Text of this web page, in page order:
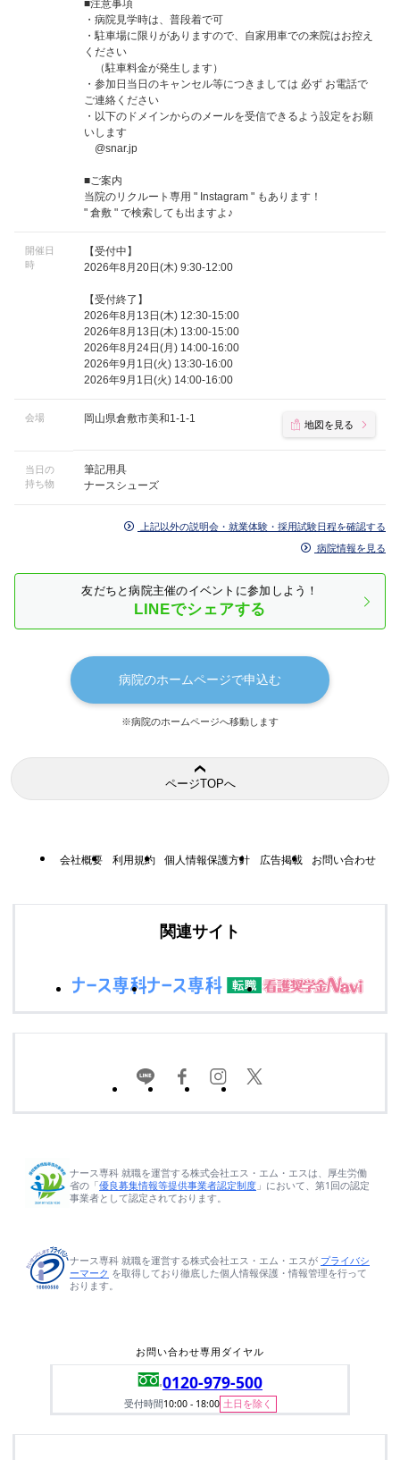
■注意事項
・病院見学時は、普段着で可
・駐車場に限りがありますので、自家用車での来院はお控え
ください
（駐車料金が発生します）
・参加日当日のキャンセル等につきましては 必ず お電話で
ご連絡ください
・以下のドメインからのメールを受信できるよう設定をお願
いします
@snar.jp
■ご案内
当院のリクルート専用 " Instagram " もあります！
" 倉敷 " で検索しても出ますよ♪
開催日
時
【受付中】
2026年8月20日(木) 9:30-12:00
【受付終了】
2026年8月13日(木) 12:30-15:00
2026年8月13日(木) 13:00-15:00
2026年8月24日(月) 14:00-16:00
2026年9月1日(火) 13:30-16:00
2026年9月1日(火) 14:00-16:00
会場 岡山県倉敷市美和1-1-1 地図を見る
当日の
持ち物
筆記用具
ナースシューズ
上記以外の説明会・就業体験・採用試験日程を確認する
病院情報を見る
友だちと病院主催のイベントに参加しよう！
LINEでシェアする
病院のホームページで申込む
※病院のホームページへ移動します
ページTOPへ